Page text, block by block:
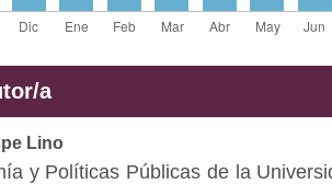
a
Lino
y Políticas Públicas de la